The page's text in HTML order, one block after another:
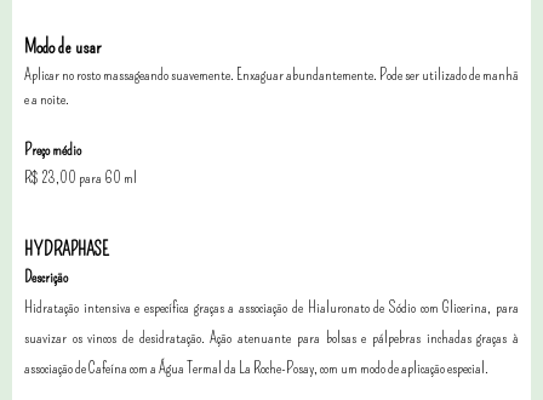
Modo de usar
Aplicar no rosto massageando suavemente. Enxaguar abundantemente. Pode ser utilizado de manhã
e a noite.
Preço médio
R$ 23,00 para 60 ml
HYDRAPHASE
Descrição
Hidratação intensiva e específica graças a associação de Hialuronato de Sódio com Glicerina, para
suavizar os vincos de desidratação. Ação atenuante para bolsas e pálpebras inchadas graças à
associação de Cafeína com a Água Termal da La Roche-Posay, com um modo de aplicação especial.